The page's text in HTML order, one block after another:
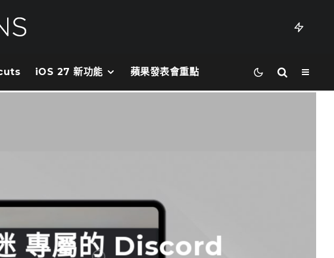
iOS 27 新功能 蘋果發表會重點
專屬的 Discord